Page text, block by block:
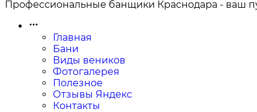
Профессиональные банщики Краснодара - ваш
Главная
Бани
Виды веников
Фотогалерея
Полезное
Отзывы Яндекс
Контакты